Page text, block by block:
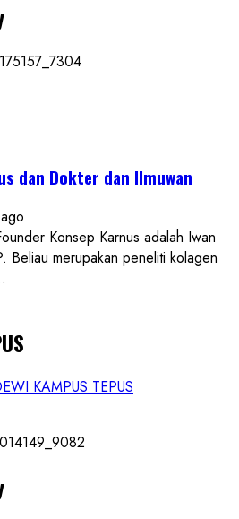
dan Dokter dan Ilmuwan
Konsep Karnus adalah Iwan
Beliau merupakan peneliti kolagen